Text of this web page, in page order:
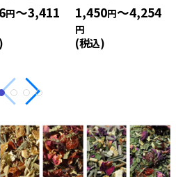
円～3,411 1,450円～4,254
円
(税込)